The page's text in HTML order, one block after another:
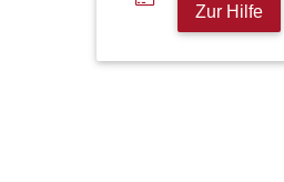
Zur Hilfe